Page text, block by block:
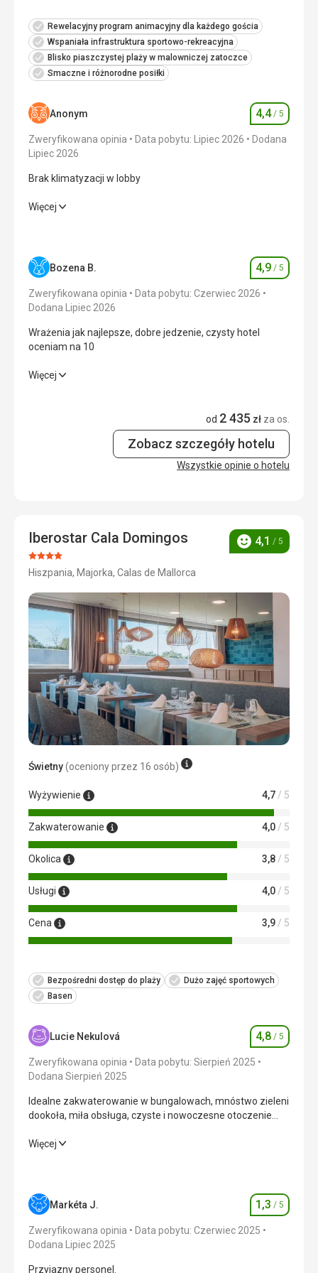
Rewelacyjny program animacyjny dla każdego gościa
Wspaniała infrastruktura sportowo-rekreacyjna
Blisko piaszczystej plaży w malowniczej zatoczce
Smaczne i różnorodne posiłki
Anonym Ocena
4,4/ 5
Zweryfikowana opinia Data pobytu: Lipiec 2026
Dodana
Lipiec 2026
Brak klimatyzacji w lobby
Brak klimatyzacji w lobby
Zakwaterowanie 4,0/ 5
Okolica 5,0
Cena
Więcej
Bozena B. Ocena
4,9 / 5
Zweryfikowana opinia
Data pobytu: Czerwiec 2026
Dodana Lipiec 2026
Wrażenia jak najlepsze, dobre jedzenie, czysty hotel
oceniam na 10
Wrażenia jak najlepsze, dobre jedzenie, czysty hotel
4,0 / 5
5,0
Cena 5,0/ 5
Plaża
Wyżywienie
Było ok
Zakwaterowanie
Pokoj z godny z opisem
Usługi
Ok
Więcej
od 2 435 zł za os.
Zobacz szczegóły hotelu
Wszystkie opinie o hotelu
Iberostar Cala Domingos
Ocena:
4/5
Hiszpania, Majorka, Calas de Mallorca
Ocena
4,1 / 5
Świetny(oceniony przez 16 osób)
Wyżywienie 4,7 / 5
Zakwaterowanie 4,0 / 5
Okolica 3,8 / 5
Usługi 4,0 / 5
Cena 3,9 / 5
Bezpośredni dostęp do plaży
Dużo zajęć sportowych
Basen
Lucie Nekulová Ocena
4,8 / 5
Zweryfikowana opinia
Data pobytu: Sierpień 2025
Dodana Sierpień 2025
Idealne zakwaterowanie w bungalowach, mnóstwo zieleni
dookoła, miła obsługa, czyste i nowoczesne otoczenie
Idealne zakwaterowanie w bungalowach, mnóstwo zieleni
Wyżywienie 5,0/ 5
Zakwaterowanie 5,0
Więcej
Markéta J. Ocena
1,3 / 5
Zweryfikowana opinia
Data pobytu: Czerwiec 2025
Dodana Lipiec 2025
Przyjazny personel.